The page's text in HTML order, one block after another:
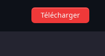
Télécharger